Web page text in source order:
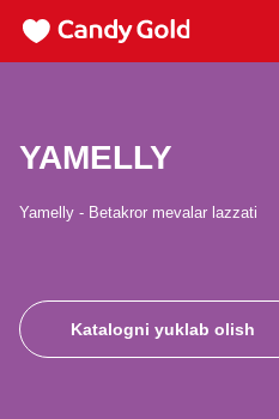
YAMELLY
Yamelly - Betakror mevalar lazzati
Katalogni yuklab olish